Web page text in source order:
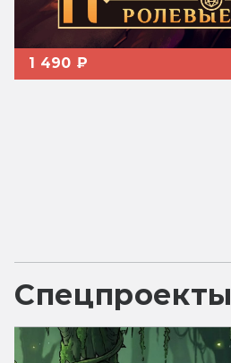
1 490 ₽
Спецпроекты